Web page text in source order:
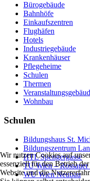
Bürogebäude
Bahnhöfe
Einkaufszentren
Flughäfen
Hotels
Industriegebäude
Krankenhäuser
Pflegeheime
Schulen
Thermen
Wohnbau
Schulen
Bildungshaus St.
Bildungszentrum
HTL Spengergasse
TU Wien – Rossauer
WU Wien Neubau
Wir nutzen Cookies auf
essenziell für den Betrieb
Website und die